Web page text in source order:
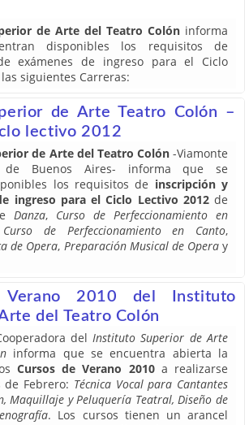
de Arte del Teatro Colón informa
disponibles los requisitos de
exámenes de ingreso para el Ciclo
siguientes Carreras:
de Arte Teatro Colón –
lectivo 2012
de Arte del Teatro Colón-Viamonte
de Buenos Aires- informa que se
los requisitos de inscripción y
ingreso para el Ciclo Lectivo 2012de
Danza, Curso de Perfeccionamiento en
Curso de Perfeccionamiento en Canto,
de Opera, Preparación Musical de Operay
Verano 2010 del Instituto
del Teatro Colón
delInstituto Superior de Arte
informa que se encuentra abierta la
Cursos de Verano 2010a realizarse
Febrero: Técnica Vocal para Cantantes
Maquillaje y Peluquería Teatral, Diseño de
. Los cursos tienen un arancel